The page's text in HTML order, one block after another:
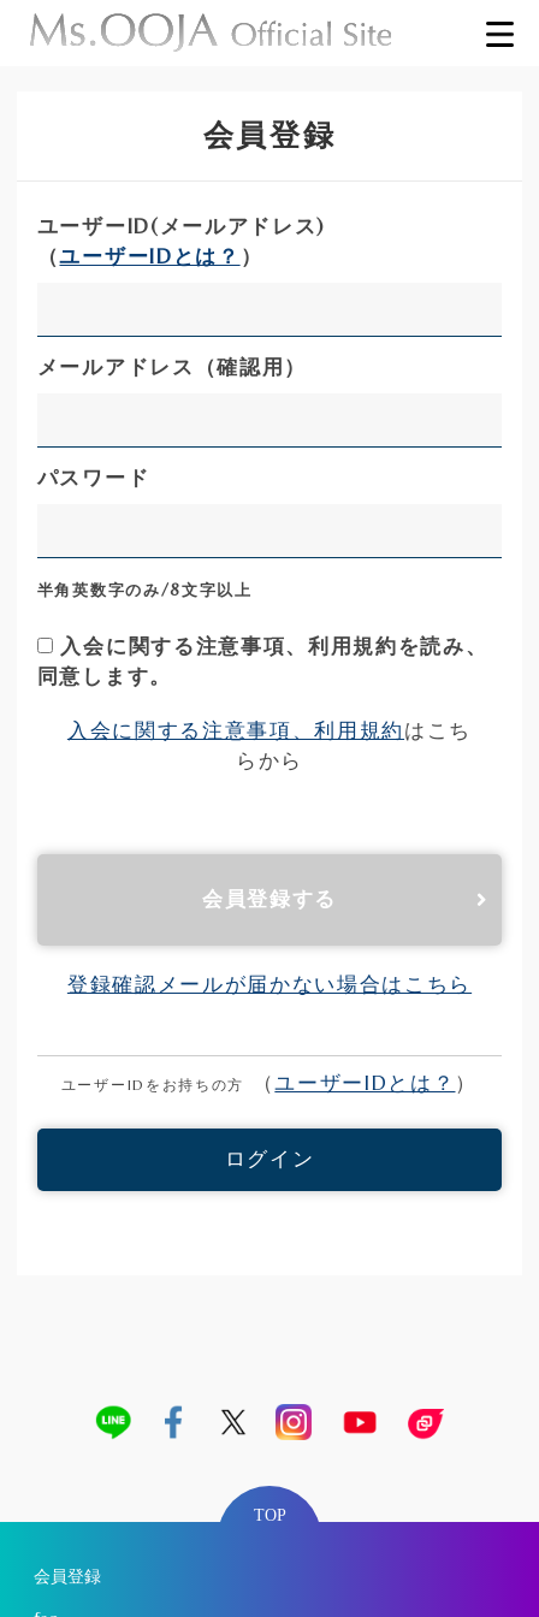
会員登録
ユーザーID(メールアドレス)
（ユーザーIDとは？ ）
メールアドレス（確認用）
パスワード
半角英数字のみ/8文字以上
入会に関する注意事項、利用規約を読み、
同意します。
入会に関する注意事項、利用規約はこち
らから
会員登録する
登録確認メールが届かない場合はこちら
ユーザーIDをお持ちの方 （ユーザーIDとは？ ）
ログイン
TOP
会員登録